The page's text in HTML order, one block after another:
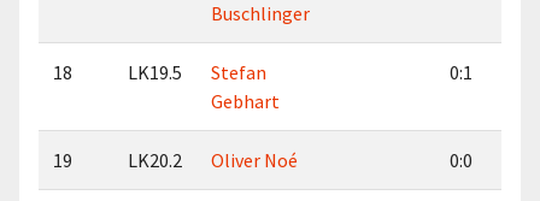
Buschlinger
18 LK19.5
Stefan
Gebhart
0:1
19 LK20.2 Oliver Noé 0:0